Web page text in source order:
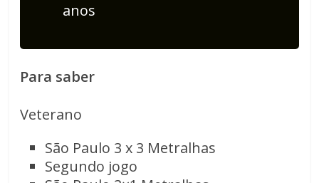
anos
Para saber
Veterano
São Paulo 3 x 3 Metralhas
Segundo jogo